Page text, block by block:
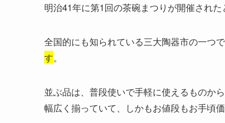
明治41年に第1回の茶碗まつりが開催され
全国的にも知られている三大陶器市の一つ
す。
並ぶ品は、普段使いで手軽に使えるものか
幅広く揃っていて、しかもお値段もお手頃